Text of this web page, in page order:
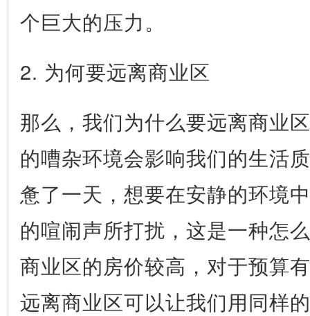
个巨大的压力。
2. 为何要远离商业区
那么，我们为什么要远离商业
的嘈杂环境会影响我们的生活
惫了一天，想要在安静的环境
的喧闹声所打扰，这是一种怎
商业区的房价较高，对于预算
远离商业区可以让我们用同样